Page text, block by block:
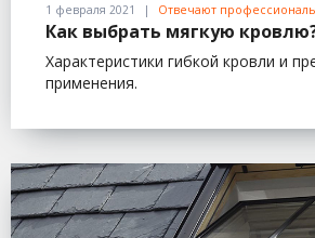
1 февраля 2021 Отвечают профессионалы
Как выбрать мягкую
Характеристики гибкой кровли и
применения.